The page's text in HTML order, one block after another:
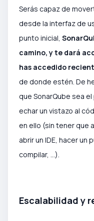
Serás capaz de
desde la interfaz de
punto inicial,
camino, y te dará
has accedido
de donde estén. De
que SonarQube sea
echar un vistazo al
en ello (sin tener que
abrir un IDE, hacer
compilar, ...).
Escalabilidad y